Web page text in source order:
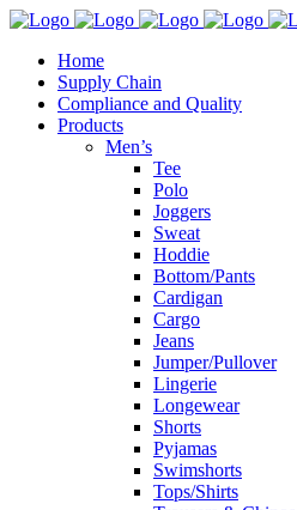
Home
Supply Chain
Compliance and Quality
Products
Men’s
Tee
Polo
Joggers
Sweat
Hoddie
Bottom/Pants
Cardigan
Cargo
Jeans
Jumper/Pullover
Lingerie
Longewear
Shorts
Pyjamas
Swimshorts
Tops/Shirts